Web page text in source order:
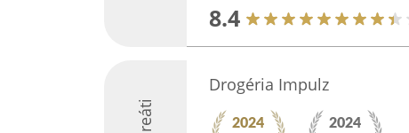
8.4
Drogéria Impulz